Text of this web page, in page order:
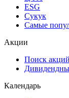
ESG
Сукук
Самые
Акции
Поиск акций
Календарь